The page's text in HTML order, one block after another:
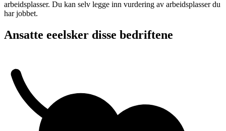
arbeidsplasser. Du kan selv legge inn vurdering av arbeidsplasser du
har jobbet.
Ansatte eeelsker disse bedriftene